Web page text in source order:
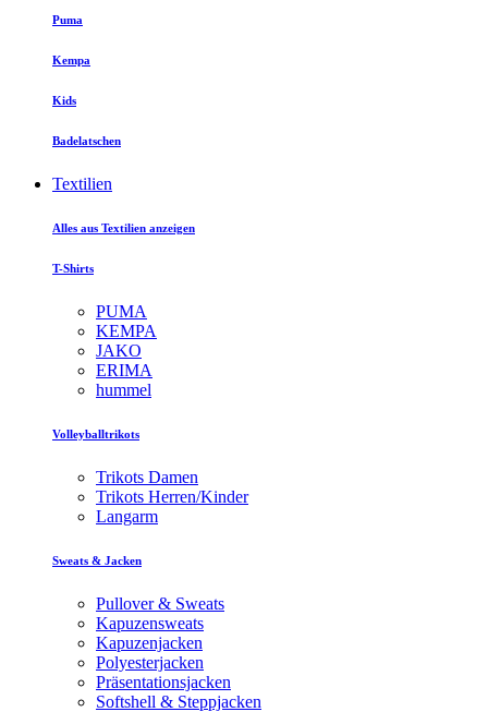
Puma
Kempa
Kids
Badelatschen
Textilien
Alles aus Textilien anzeigen
T-Shirts
PUMA
KEMPA
JAKO
ERIMA
hummel
Volleyballtrikots
Trikots Damen
Trikots Herren/Kinder
Langarm
Sweats & Jacken
Pullover & Sweats
Kapuzensweats
Kapuzenjacken
Polyesterjacken
Präsentationsjacken
Softshell & Steppjacken